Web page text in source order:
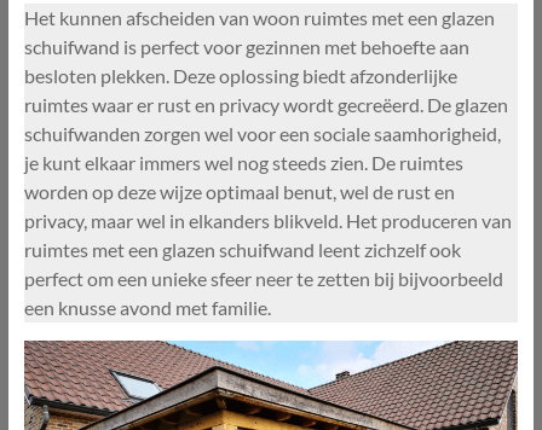
Het kunnen afscheiden van woon ruimtes met een glazen
schuifwand is perfect voor gezinnen met behoefte aan
besloten plekken. Deze oplossing biedt afzonderlijke
ruimtes waar er rust en privacy wordt gecreëerd. De glazen
schuifwanden zorgen wel voor een sociale saamhorigheid,
je kunt elkaar immers wel nog steeds zien. De ruimtes
worden op deze wijze optimaal benut, wel de rust en
privacy, maar wel in elkanders blikveld. Het produceren van
ruimtes met een glazen schuifwand leent zichzelf ook
perfect om een unieke sfeer neer te zetten bij bijvoorbeeld
een knusse avond met familie.